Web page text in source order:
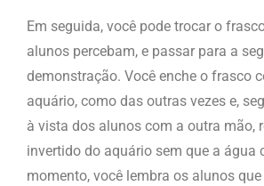
Em seguida, você pode trocar o
alunos percebam, e passar para a
demonstração. Você enche o frasco
aquário, como das outras vezes e,
à vista dos alunos com a outra mão,
invertido do aquário sem que a água
momento, você lembra os alunos